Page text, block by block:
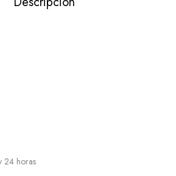
24 horas